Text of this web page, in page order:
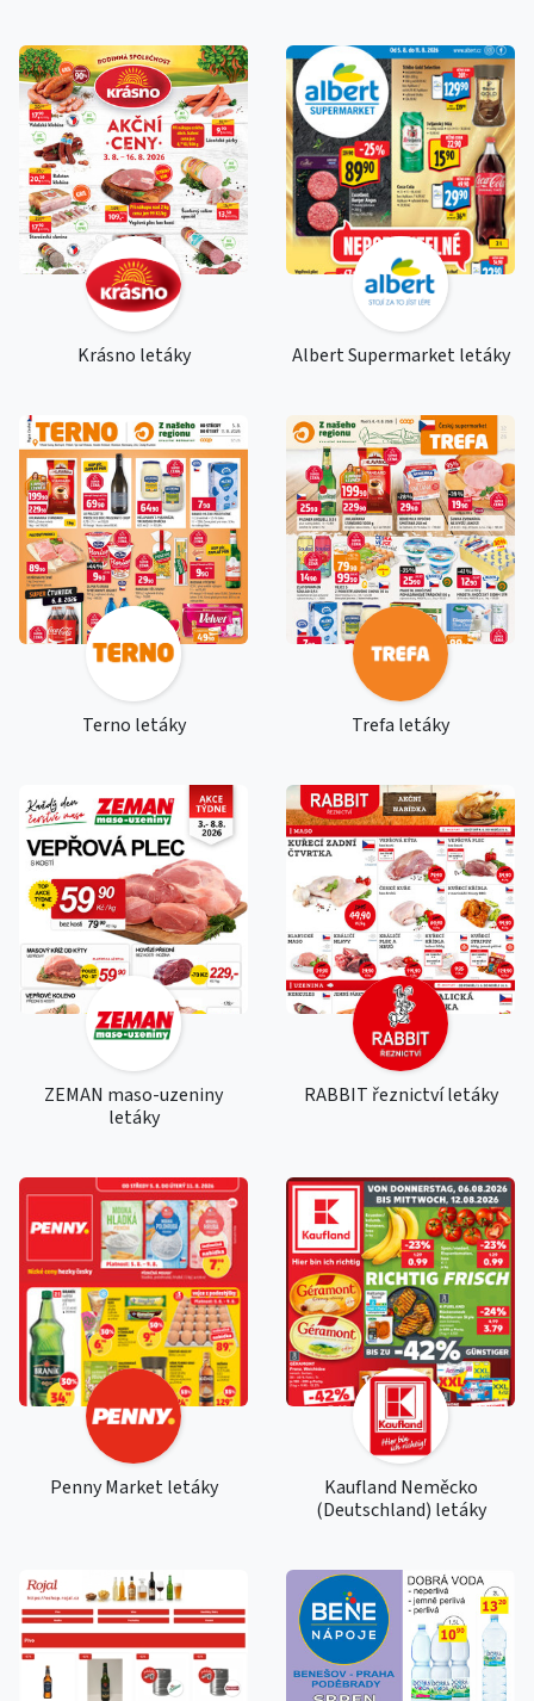
Krásno letáky Albert Supermarket letáky
Terno letáky Trefa letáky
ZEMAN maso-uzeniny
letáky
RABBIT řeznictví letáky
Penny Market letáky
Kaufland Neměcko
(Deutschland) letáky